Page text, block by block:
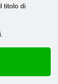
titolo di